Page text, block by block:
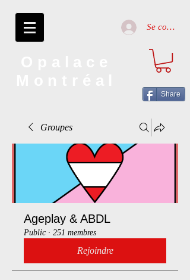
Se connecter
Share
Groupes
Ageplay & ABDL
Public · 251 membres
Rejoindre